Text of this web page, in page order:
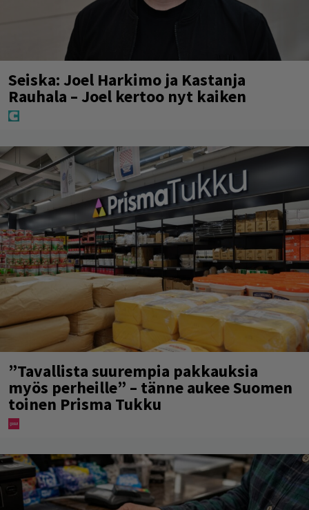
Seiska: Joel Harkimo ja Kastanja
Rauhala – Joel kertoo nyt kaiken
”Tavallista suurempia pakkauksia
myös perheille” – tänne aukee Suomen
toinen Prisma Tukku